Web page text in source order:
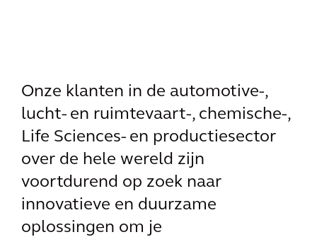
Onze klanten in de automotive-,
lucht- en ruimtevaart-, chemische-,
Life Sciences- en productiesector
over de hele wereld zijn
voortdurend op zoek naar
innovatieve en duurzame
oplossingen om je